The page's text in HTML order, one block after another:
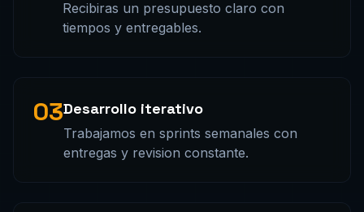
Recibiras un presupuesto claro con
tiempos y entregables.
03Desarrollo iterativo
Trabajamos en sprints semanales con
entregas y revision constante.